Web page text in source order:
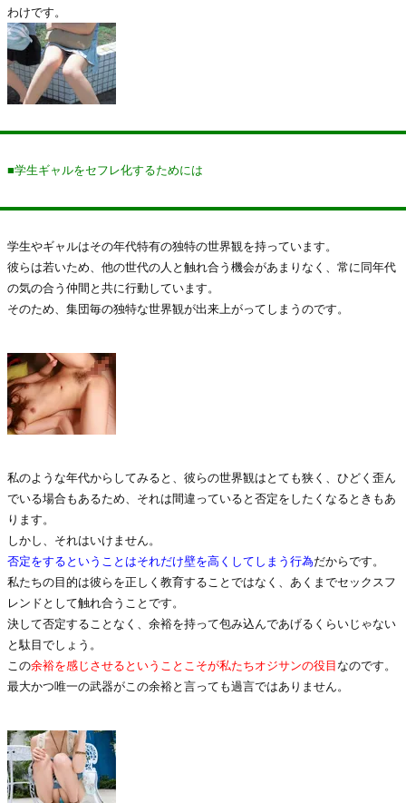
わけです。
■学生ギャルをセフレ化するためには
学生やギャルはその年代特有の独特の世界観を持っています。
彼らは若いため、他の世代の人と触れ合う機会があまりなく、常に同年代
の気の合う仲間と共に行動しています。
そのため、集団毎の独特な世界観が出来上がってしまうのです。
私のような年代からしてみると、彼らの世界観はとても狭く、ひどく歪ん
でいる場合もあるため、それは間違っていると否定をしたくなるときもあ
ります。
しかし、それはいけません。
否定をするということはそれだけ壁を高くしてしまう行為だからです。
私たちの目的は彼らを正しく教育することではなく、あくまでセックスフ
レンドとして触れ合うことです。
決して否定することなく、余裕を持って包み込んであげるくらいじゃない
と駄目でしょう。
この余裕を感じさせるということこそが私たちオジサンの役目 なのです。
最大かつ唯一の武器がこの余裕と言っても過言ではありません。